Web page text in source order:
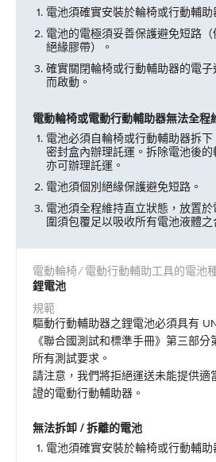
電池須確實安裝於輪椅或行動輔助
電池的電極須妥善保護避免短路
絕緣膠帶）。
確實關閉輪椅或行動輔助器的電
而啟動。
電動輪椅或電動行動輔助器無法全程
電池必須自輪椅或行動輔助器拆
密封盒內辦理託運。拆除電池後
亦可辦理託運。
電池須個別絕緣保護避免短路。
電池須全程維持直立狀態，放置
圍須包覆足以吸收所有電池液體之
鋰電池
驅動行動輔助器之鋰電池必須具有
《聯合國測試和標準手冊》第三部分
所有測試要求。
請注意，我們將拒絕運送未能提供適
證的電動行動輔助器。
無法拆卸 / 拆離的電池
電池須確實安裝於輪椅或行動輔助